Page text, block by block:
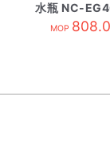
水瓶 NC-
MOP